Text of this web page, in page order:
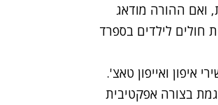
ואם ההורה מודאג
חולים לילדים בספרד
איפון ואייפון טאצ'.
בצורה אפקטיבית